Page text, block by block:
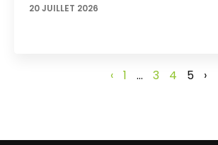
20 JUILLET 2026
‹ 1 … 3 4 5 ›